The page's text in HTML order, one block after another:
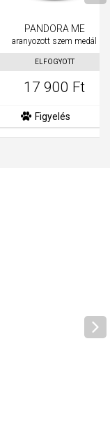
PANDORA ME
aranyozott szem medál
ELFOGYOTT
17 900 Ft
Figyelés